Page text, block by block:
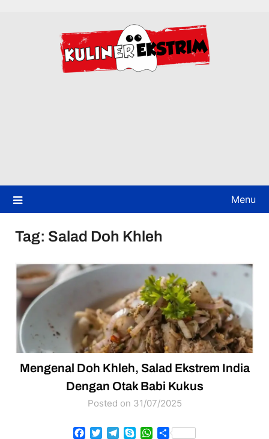
Menu
Tag: Salad Doh Khleh
Mengenal Doh Khleh, Salad Ekstrem India
Dengan Otak Babi Kukus
Posted on 31/07/2025
Facebook
TwitterTelegram
SkypeWhatsApp
Share